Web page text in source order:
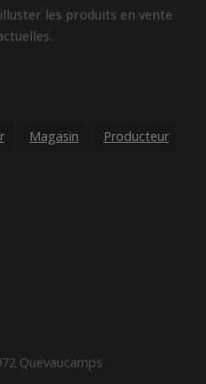
les produits en vente
Magasin Producteur
Quevaucamps